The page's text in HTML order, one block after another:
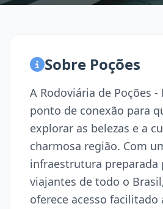
Sobre Poções
A Rodoviária de Poções
ponto de conexão para
explorar as belezas e a
charmosa região. Com
infraestrutura preparada
viajantes de todo o
oferece acesso facilitado